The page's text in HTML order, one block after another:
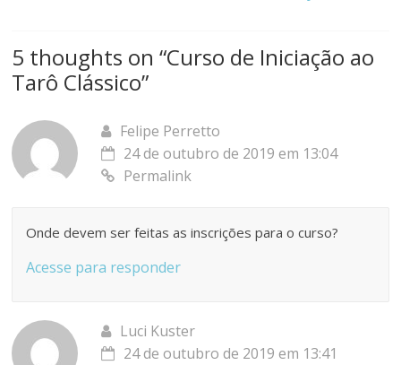
5 thoughts on “Curso de Iniciação ao
Tarô Clássico”
Felipe Perretto
24 de outubro de 2019 em 13:04
Permalink
Onde devem ser feitas as inscrições para o curso?
Acesse para responder
Luci Kuster
24 de outubro de 2019 em 13:41